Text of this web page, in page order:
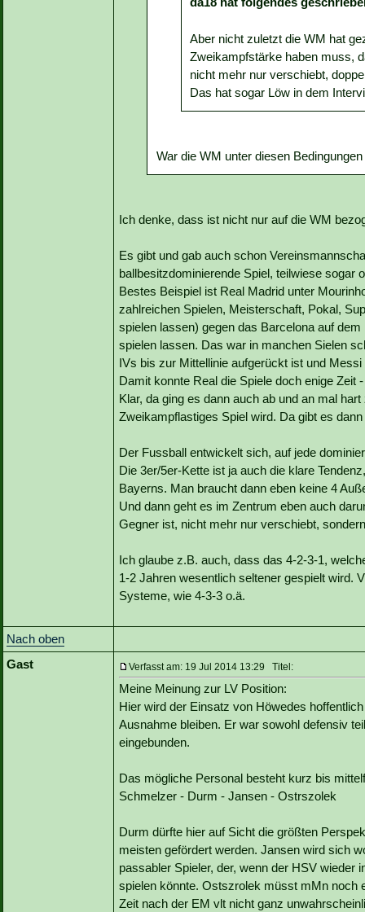
Aber nicht zuletzt die WM hat
Zweikampfstärke haben muss,
nicht mehr nur verschiebt,
Das hat sogar Löw in dem
War die WM unter diesen
Ich denke, dass ist nicht nur auf die WM
Es gibt und gab auch schon
ballbesitzdominierende Spiel, teilwiese sogar
Bestes Beispiel ist Real Madrid unter
zahlreichen Spielen, Meisterschaft, Pokal,
spielen lassen) gegen das Barcelona auf
spielen lassen. Das war in manchen Sielen
IVs bis zur Mittellinie aufgerückt ist und
Damit konnte Real die Spiele doch enige Zeit
Klar, da ging es dann auch ab und an mal
Zweikampflastiges Spiel wird. Da gibt es
Der Fussball entwickelt sich, auf jede
Die 3er/5er-Kette ist ja auch die klare
Bayerns. Man braucht dann eben keine 4
Und dann geht es im Zentrum eben auch
Gegner ist, nicht mehr nur verschiebt,
Ich glaube z.B. auch, dass das 4-2-3-1,
1-2 Jahren wesentlich seltener gespielt wird.
Systeme, wie 4-3-3 o.ä.
Nach oben
Gast
Verfasst am: 19 Jul 2014 13:29 Titel:
Meine Meinung zur LV Position:
Hier wird der Einsatz von Höwedes
Ausnahme bleiben. Er war sowohl defensiv
eingebunden.
Das mögliche Personal besteht kurz bis
Schmelzer - Durm - Jansen - Ostrszolek
Durm dürfte hier auf Sicht die größten
meisten gefördert werden. Jansen wird sich
passabler Spieler, der, wenn der HSV
spielen könnte. Ostszrolek müsst mMn noch
Zeit nach der EM vlt nicht ganz